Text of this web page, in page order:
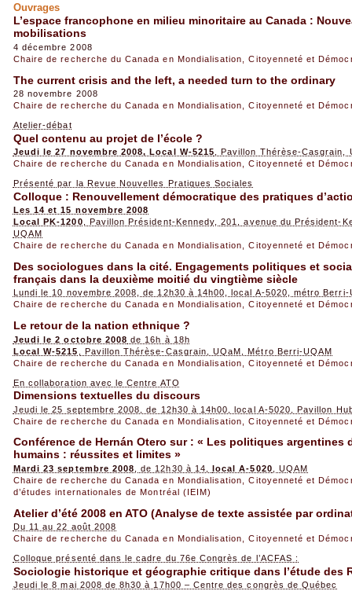
Ouvrages
L’espace francophone en milieu minoritaire au Canada :
mobilisations
4 décembre 2008
Chaire de recherche du Canada en Mondialisation, Citoyenneté et
The current crisis and the left, a needed turn to the ordinary
28 novembre 2008
Chaire de recherche du Canada en Mondialisation, Citoyenneté et
Atelier-débat
Quel contenu au projet de l’école ?
Jeudi le 27 novembre 2008, Local W-5215 , Pavillon Thérèse-Casgrain,
Chaire de recherche du Canada en Mondialisation, Citoyenneté et
Présenté par la Revue Nouvelles Pratiques Sociales
Colloque : Renouvellement démocratique des pratiques
Les 14 et 15 novembre 2008
Local PK-1200 , Pavillon Président-Kennedy, 201, avenue du Président-
UQAM
Chaire de recherche du Canada en Mondialisation, Citoyenneté et
Des sociologues dans la cité. Engagements politiques et
français dans la deuxième moitié du vingtième siècle
Lundi le 10 novembre 2008, de 12h30 à 14h00, local A-5020, métro Berri-
Chaire de recherche du Canada en Mondialisation, Citoyenneté et
Le retour de la nation ethnique ?
Jeudi le 2 octobre 2008 de 16h à 18h
Local W-5215
, Pavillon Thérèse-Casgrain, UQaM, Métro Berri-UQAM
Chaire de recherche du Canada en Mondialisation, Citoyenneté et
En collaboration avec le Centre ATO
Dimensions textuelles du discours
Jeudi le 25 septembre 2008, de 12h30 à 14h00, local A-5020, Pavillon
Chaire de recherche du Canada en Mondialisation, Citoyenneté et
Conférence de Hernán Otero sur : « Les politiques
humains : réussites et limites »
Mardi 23 septembre 2008 , de 12h30 à 14,local A-5020 , UQAM
Chaire de recherche du Canada en Mondialisation, Citoyenneté et
d’études internationales de Montréal (IEIM)
Atelier d’été 2008 en ATO (Analyse de texte assistée par
Du 11 au 22 août 2008
Chaire de recherche du Canada en Mondialisation, Citoyenneté et
Colloque présenté dans le cadre du 76e Congrès de l’ACFAS :
Sociologie historique et géographie critique dans l’étude des
Jeudi le 8 mai 2008 de 8h30 à 17h00 – Centre des congrès de Québec